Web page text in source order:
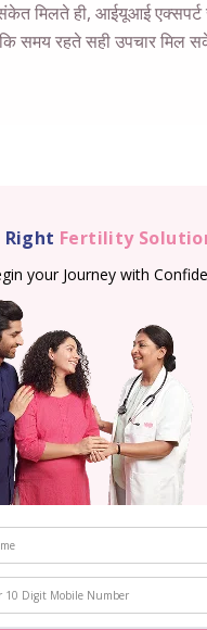
मिलते ही, आईयूआई
समय रहते सही उपचार मिल
Right Fertility
your Journey with